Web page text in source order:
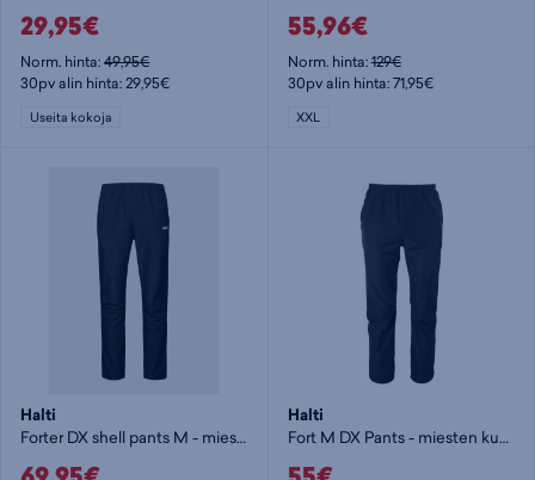
29,95€
Norm. hinta:49,95€
30pv alin hinta: 29,95€
Useita kokoja
55,96€
Norm. hinta:129€
30pv alin hinta: 71,95€
XXL
Halti
Forter DX shell pants M - miesten kuorihousut
Halti
Fort M DX Pants - miesten kuorihousut